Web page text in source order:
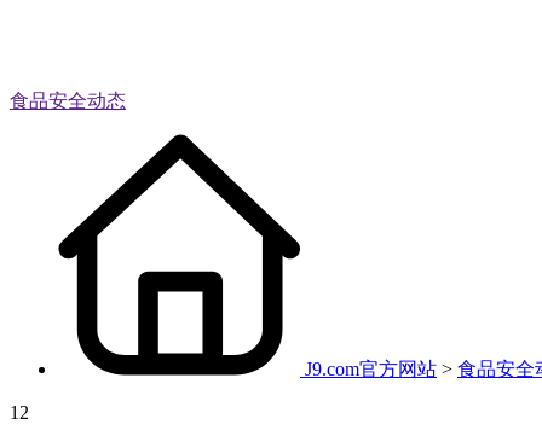
食品安全动态
J9.com官方网站 > 食品安全
12